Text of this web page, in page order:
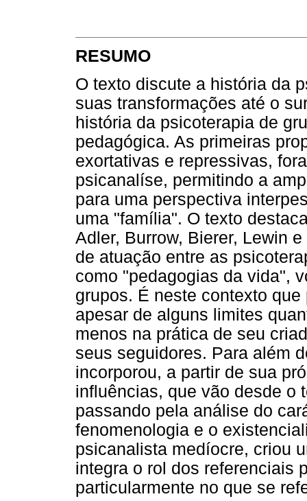
RESUMO
O texto discute a história da
suas transformações até o
história da psicoterapia de
pedagógica. As primeiras
exortativas e repressivas,
psicanalíse, permitindo a
para uma perspectiva
uma "família". O texto
Adler, Burrow, Bierer, Lewin
de atuação entre as
como "pedagogias da vida",
grupos. É neste contexto
apesar de alguns limites
menos na prática de seu
seus seguidores. Para além
incorporou, a partir de sua
influências, que vão desde o
passando pela análise do
fenomenologia e o
psicanalista medíocre, criou
integra o rol dos referenciais
particularmente no que se